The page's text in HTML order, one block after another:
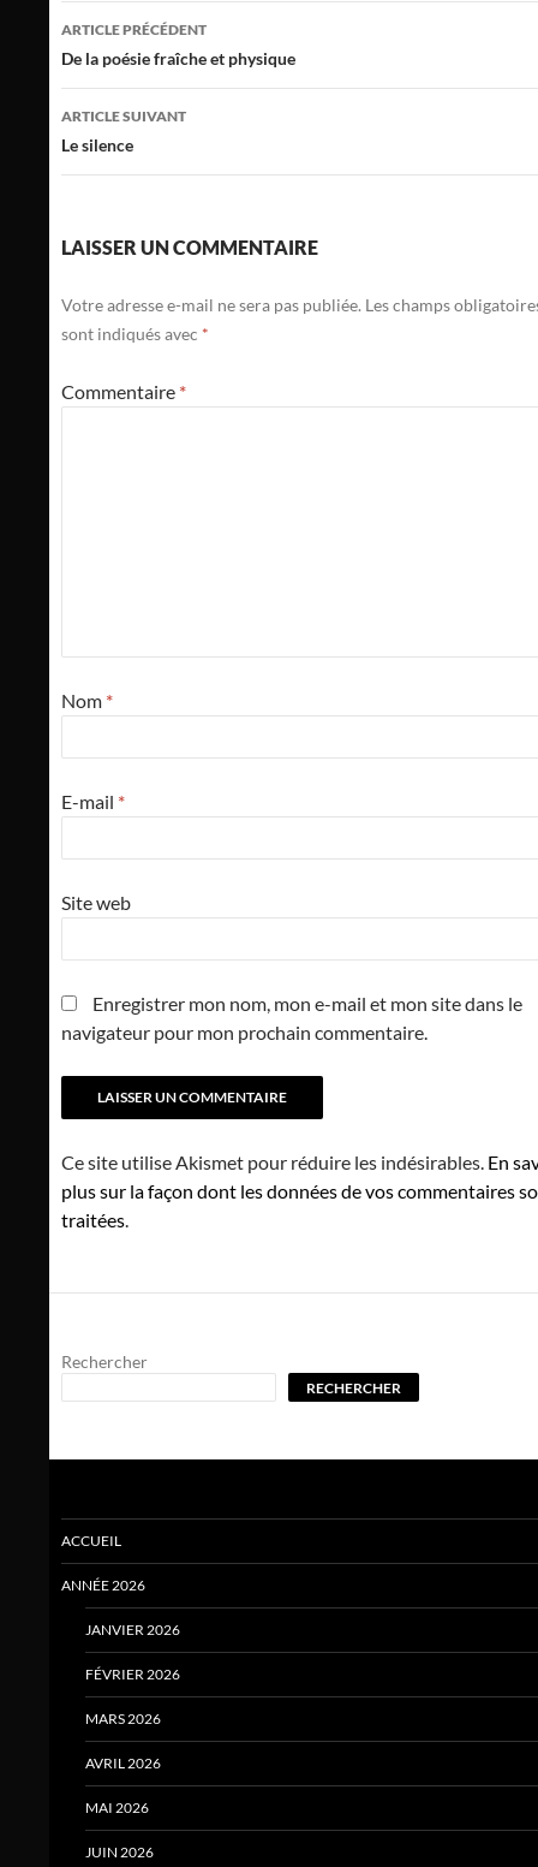
Navigation
des
articles
ARTICLE PRÉCÉDENT
De la poésie fraîche et physique
ARTICLE SUIVANT
Le silence
LAISSER UN COMMENTAIRE
Votre adresse e-mail ne sera pas publiée. Les champs
sont indiqués avec *
Commentaire *
Nom *
E-mail *
Site web
Enregistrer mon nom, mon e-mail et mon site dans le
navigateur pour mon prochain commentaire.
Ce site utilise Akismet pour réduire les indésirables. En
plus sur la façon dont les données de vos commentaires
traitées.
Rechercher
RECHERCHER
ACCUEIL
ANNÉE 2026
JANVIER 2026
FÉVRIER 2026
MARS 2026
AVRIL 2026
MAI 2026
JUIN 2026